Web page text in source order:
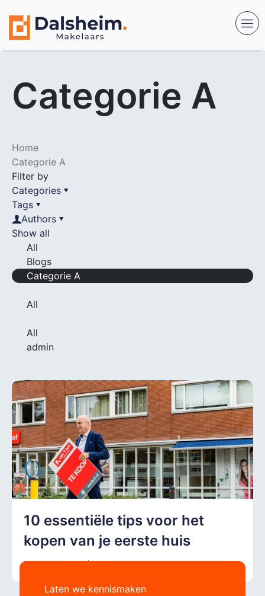
Categorie A
Home
Categorie A
Filter by
Categories
Tags
Authors
Show all
All
Blogs
Categorie A
All
All
admin
10 essentiële tips voor het
kopen van je eerste huis
Laten we kennismaken